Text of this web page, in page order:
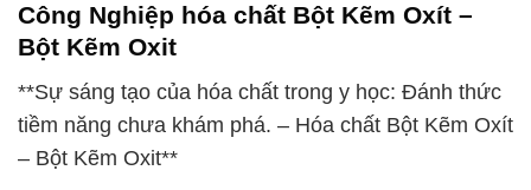
Công Nghiệp hóa chất Bột Kẽm Oxít –
Bột Kẽm Oxit
**Sự sáng tạo của hóa chất trong y học: Đánh thức
tiềm năng chưa khám phá. – Hóa chất Bột Kẽm Oxít
– Bột Kẽm Oxit**